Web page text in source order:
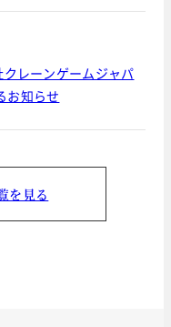
レーンゲームジャパ
お知らせ
を見る